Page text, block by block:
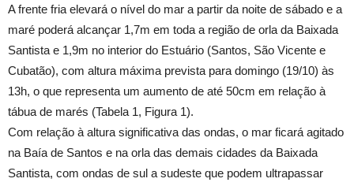
A frente fria elevará o nível do mar a partir da noite de sábado e a
maré poderá alcançar 1,7m em toda a região de orla da Baixada
Santista e 1,9m no interior do Estuário (Santos, São Vicente e
Cubatão), com altura máxima prevista para domingo (19/10) às
13h, o que representa um aumento de até 50cm em relação à
tábua de marés (Tabela 1, Figura 1).
Com relação à altura significativa das ondas, o mar ficará agitado
na Baía de Santos e na orla das demais cidades da Baixada
Santista, com ondas de sul a sudeste que podem ultrapassar